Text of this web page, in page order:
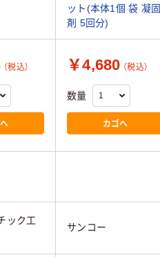
ット(本体1個 袋 凝固
剤 5回分)
（税込） ￥4,680 （税込）
数量
カゴへ
ック工
サンコー